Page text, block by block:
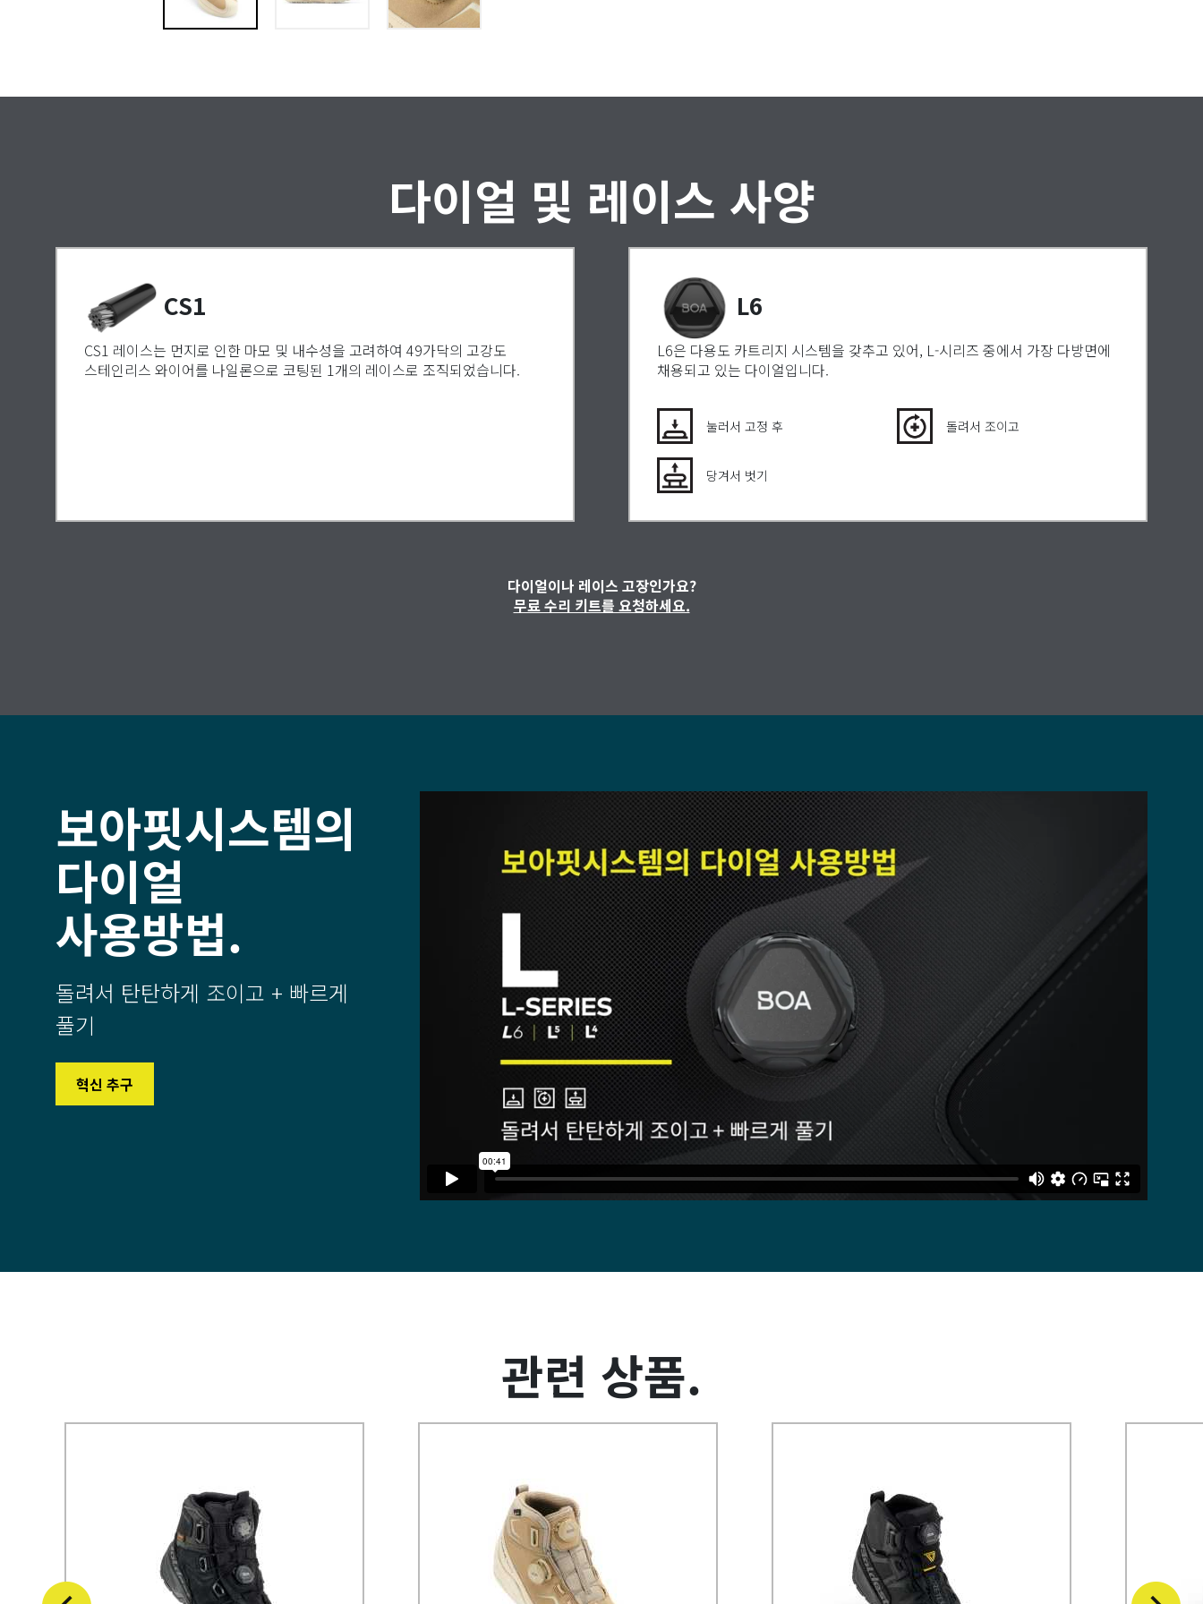
다이얼 및 레이스 사양
CS1
CS1 레이스는 먼지로 인한 마모 및 내수성을 고려하여 49가닥의 고강도
스테인리스 와이어를 나일론으로 코팅된 1개의 레이스로 조직되었습니다.
L6
L6은 다용도 카트리지 시스템을 갖추고 있어, L-시리즈 중에서 가장 다방면에
채용되고 있는 다이얼입니다.
눌러서 고정 후 돌려서 조이고
당겨서 벗기
다이얼이나 레이스 고장인가요?
무료 수리 키트를 요청하세요.
보아핏시스템의
다이얼
사용방법.
돌려서 탄탄하게 조이고 + 빠르게
풀기
혁신 추구
관련 상품.